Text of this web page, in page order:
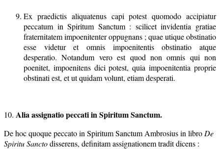
Ex praedictis aliquatenus capi potest quomodo accipiatur
peccatum in Spiritum Sanctum : scilicet invidentia gratiae
fraternitatem impoenitenter oppugnans ; quae utique obstinatio
esse videtur et omnis impoenitentis obstinatio atque
desperatio. Notandum vero est quod non omnis qui non
poenitet, impoenitens dici potest, quia impoenitentia proprie
obstinati est, et ut quidam volunt, etiam desperati.
10. Alia assignatio peccati in Spiritum Sanctum.
De hoc quoque peccato in Spiritum Sanctum Ambrosius in libro De
Spiritu Sanctodisserens, definitam assignationem tradit dicens :